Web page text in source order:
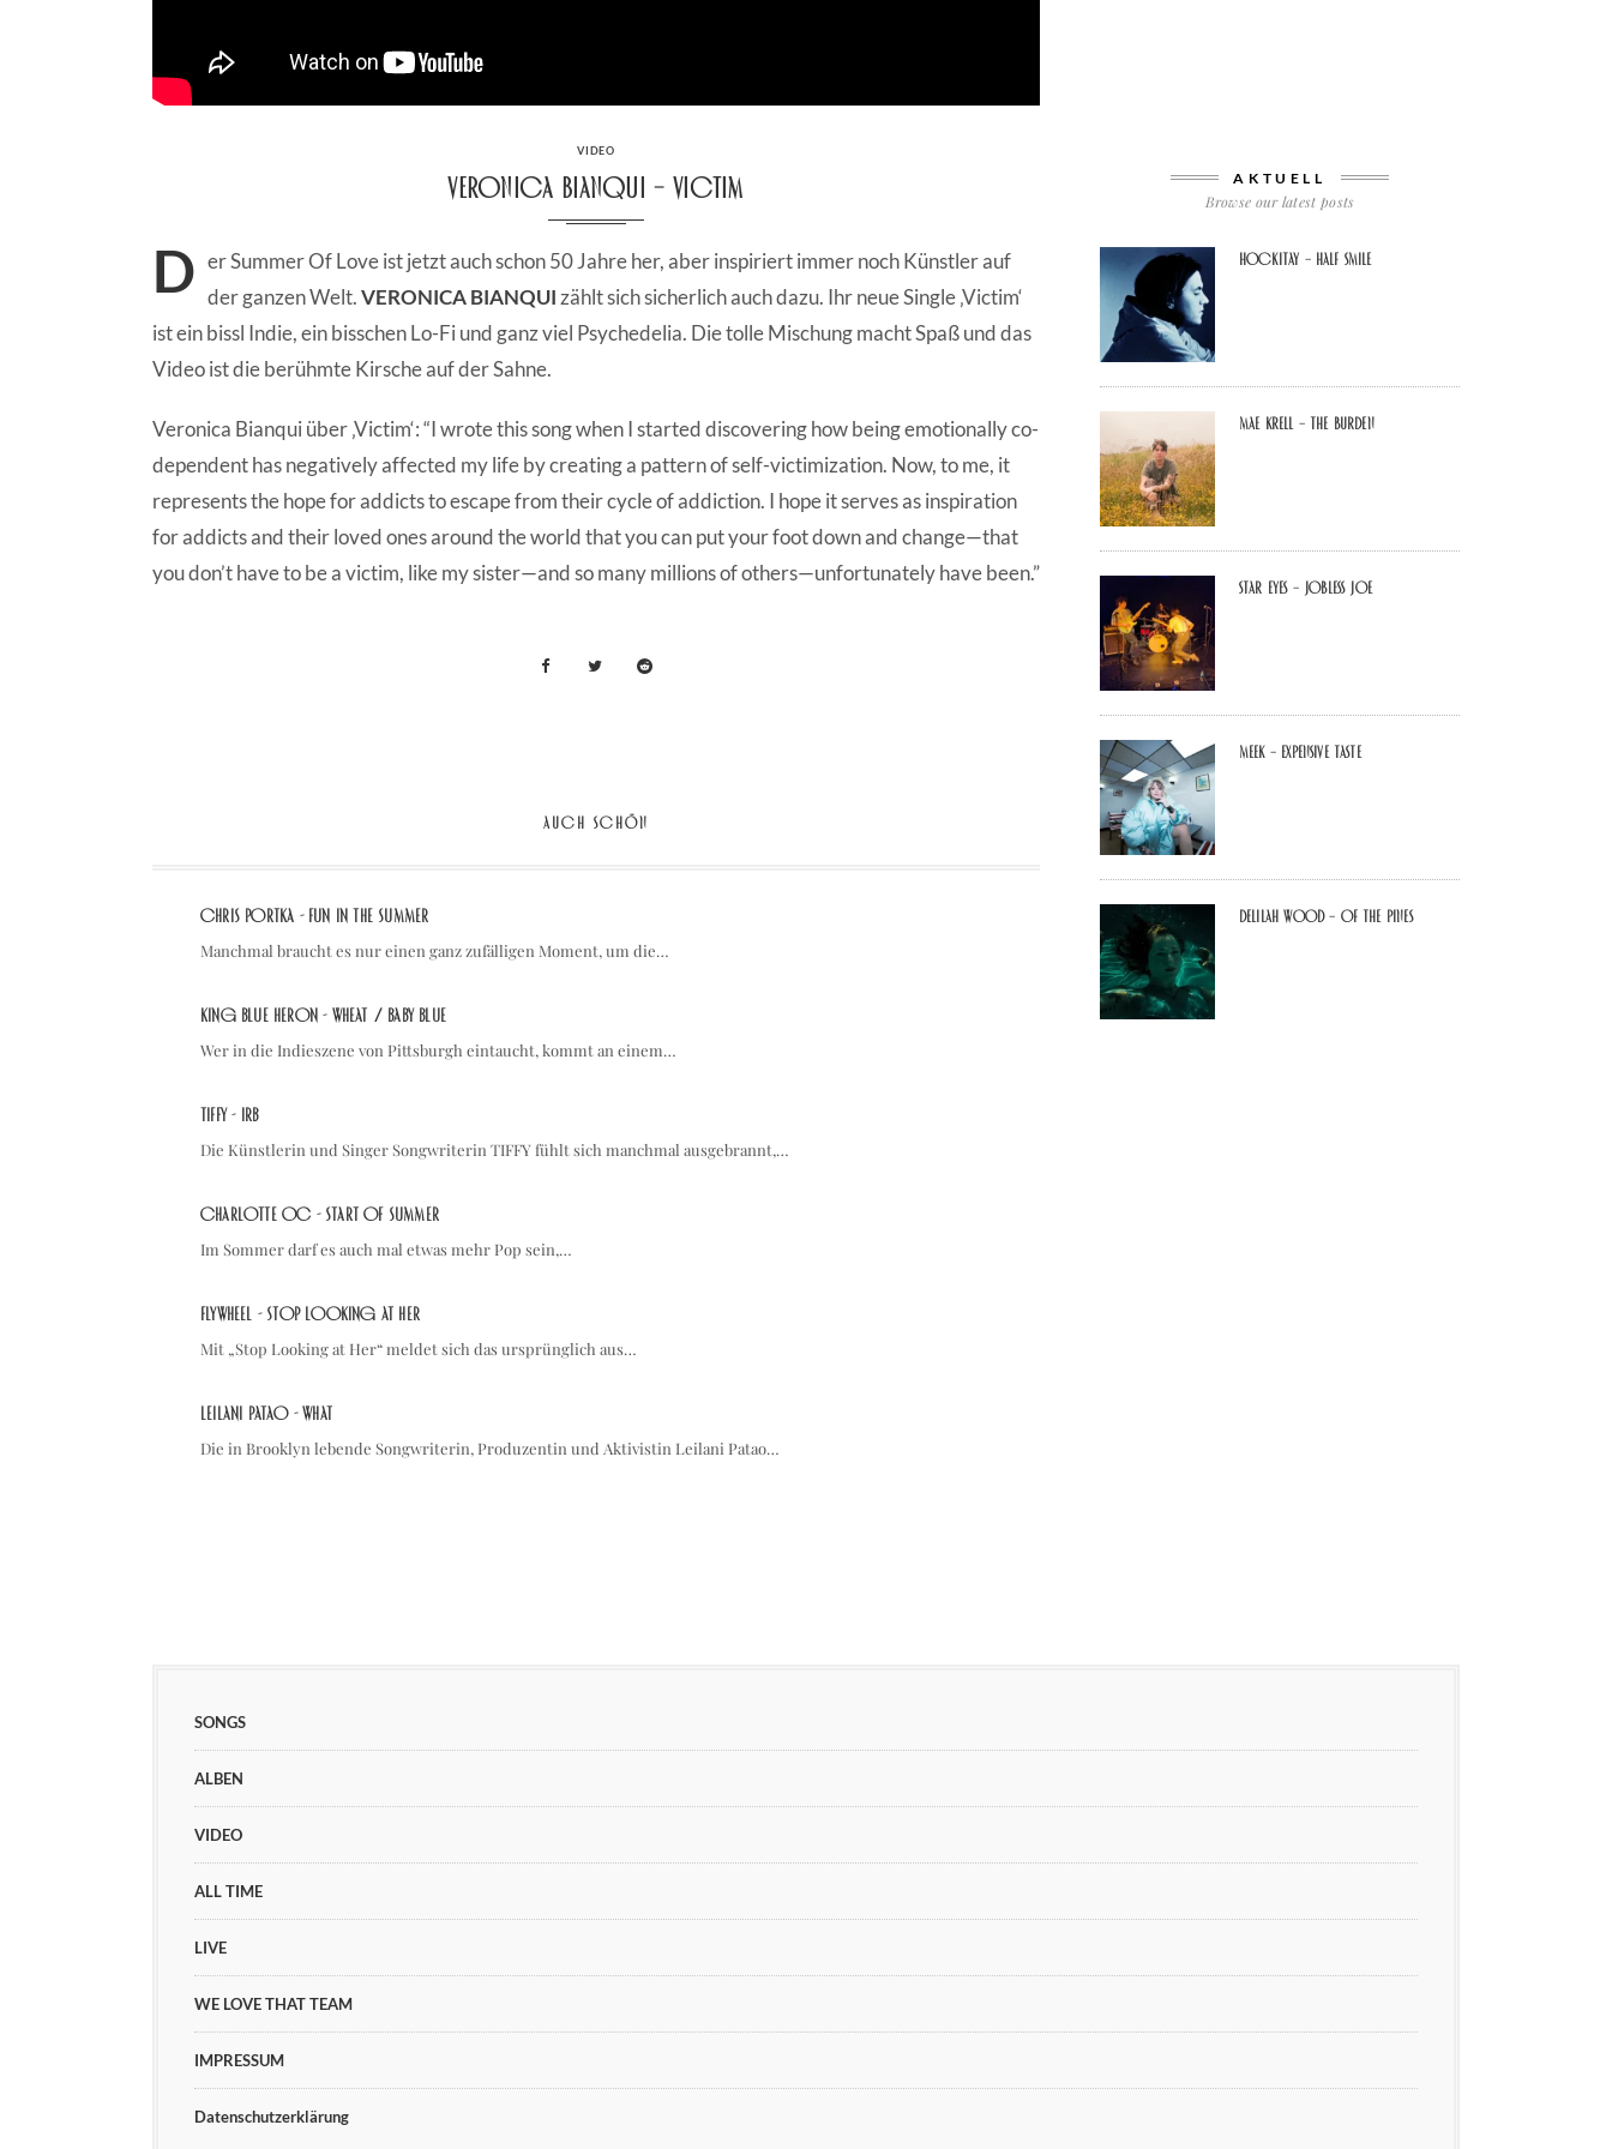
CATEGORIES
VIDEO
Veronica Bianqui – Victim
D er Summer Of Love ist jetzt auch schon 50 Jahre her, aber inspiriert immer noch Künstler auf
der ganzen Welt.VERONICA BIANQUIzählt sich sicherlich auch dazu. Ihr neue Single ‚Victim‘
ist ein bissl Indie, ein bisschen Lo-Fi und ganz viel Psychedelia. Die tolle Mischung macht Spaß und das
Video ist die berühmte Kirsche auf der Sahne.
Veronica Bianqui über ‚Victim‘: “I wrote this song when I started discovering how being emotionally co-
dependent has negatively affected my life by creating a pattern of self-victimization. Now, to me, it
represents the hope for addicts to escape from their cycle of addiction. I hope it serves as inspiration
for addicts and their loved ones around the world that you can put your foot down and change—that
you don’t have to be a victim, like my sister—and so many millions of others—unfortunately have been.”
AUCH SCHÖN
Chris Portka - Fun in the Summer
Manchmal braucht es nur einen ganz zufälligen Moment, um die…
King Blue Heron - Wheat / Baby Blue
Wer in die Indieszene von Pittsburgh eintaucht, kommt an einem…
TIFFY - IRB
Die Künstlerin und Singer Songwriterin TIFFY fühlt sich manchmal ausgebrannt,…
Charlotte OC - Start Of Summer
Im Sommer darf es auch mal etwas mehr Pop sein,…
Flywheel - Stop Looking at Her
Mit „Stop Looking at Her“ meldet sich das ursprünglich aus…
Leilani Patao - what
Die in Brooklyn lebende Songwriterin, Produzentin und Aktivistin Leilani Patao…
AKTUELL
Browse our latest posts
Hockitay – half smile
Mae Krell – the burden
Star Eyes – Jobless Joe
MEEK – Expensive Taste
Delilah Wood – of the pines
SONGS
ALBEN
VIDEO
ALL TIME
LIVE
WE LOVE THAT TEAM
IMPRESSUM
Datenschutzerklärung